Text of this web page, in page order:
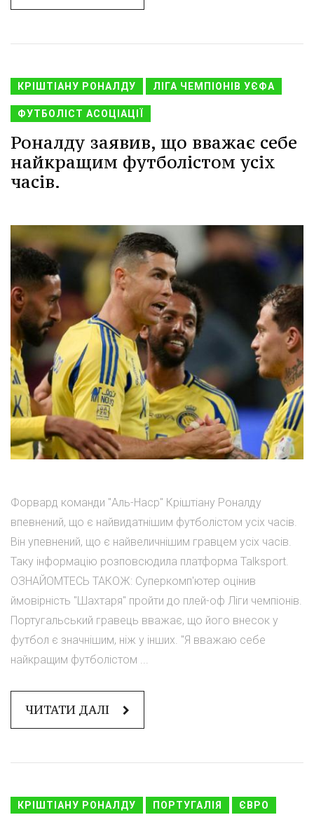
КРІШТІАНУ РОНАЛДУ ЛІГА ЧЕМПІОНІВ УЄФА
ФУТБОЛІСТ АСОЦІАЦІЇ
Роналду заявив, що вважає себе
найкращим футболістом усіх
часів.
Форвард команди "Аль-Наср" Кріштіану Роналду
впевнений, що є найвидатнішим футболістом усіх часів.
Він упевнений, що є найвеличнішим гравцем усіх часів.
Таку інформацію розповсюдила платформа Talksport.
ОЗНАЙОМТЕСЬ ТАКОЖ: Суперкомп'ютер оцінив
ймовірність "Шахтаря" пройти до плей-оф Ліги чемпіонів.
Португальський гравець вважає, що його внесок у
футбол є значнішим, ніж у інших. "Я вважаю себе
найкращим футболістом ...
ЧИТАТИ ДАЛІ
КРІШТІАНУ РОНАЛДУ ПОРТУГАЛІЯ ЄВРО